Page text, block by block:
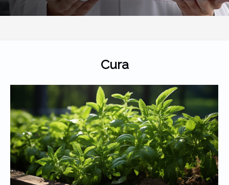
tecnico per extension ciglia, dalle certificazioni richieste alle
tecniche più raffinate. Formazione e Certificazione Per
competenze teoriche e pratiche...
Cura